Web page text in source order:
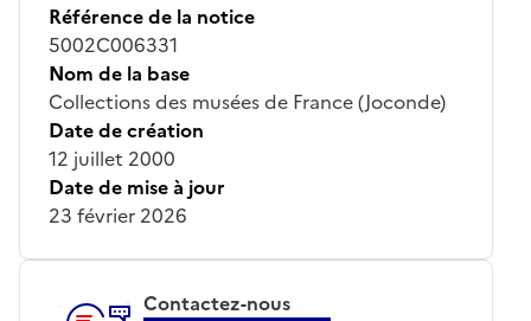
Référence de la notice
5002C006331
Nom de la base
Collections des musées de France (Joconde)
Date de création
12 juillet 2000
Date de mise à jour
23 février 2026
Contactez-nous